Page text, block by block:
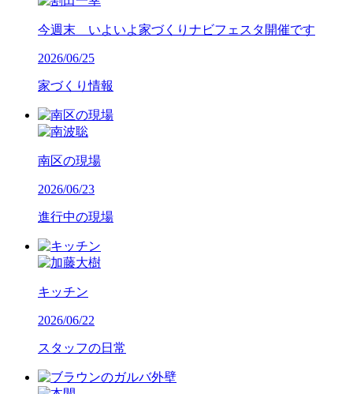
今週末 いよいよ家づくりナビフェスタ開催です
2026/06/25
家づくり情報
南区の現場
2026/06/23
進行中の現場
キッチン
2026/06/22
スタッフの日常